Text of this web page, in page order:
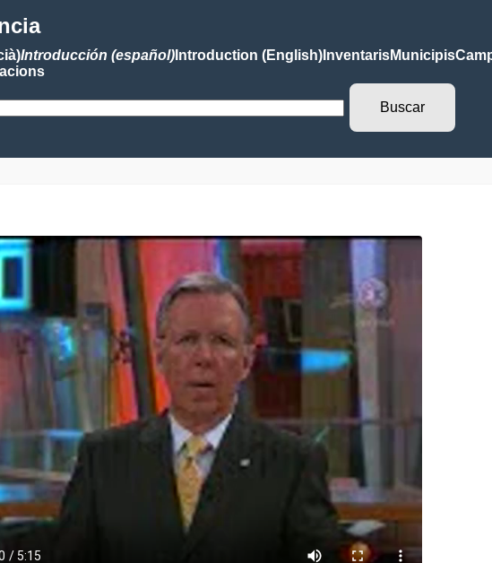
Introducción (español)Introduction (English)InventarisMunicipis